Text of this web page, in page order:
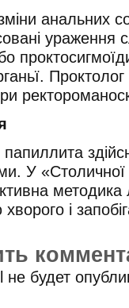
анальних
ураження
папиллита
У «Столичної
і
будет